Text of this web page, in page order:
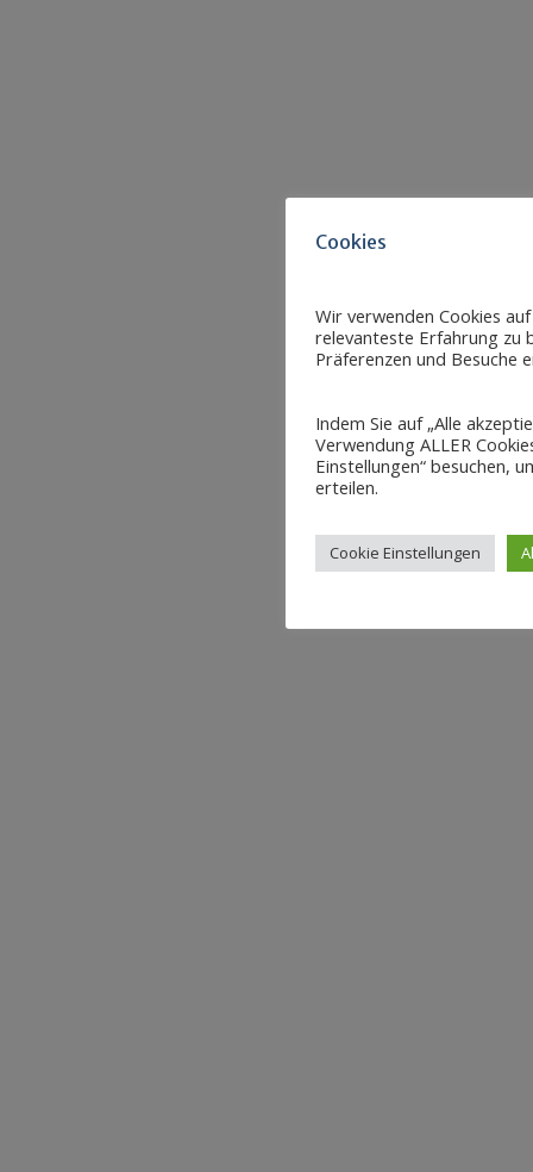
Cookies
Wir verwenden Cookies
relevanteste Erfahrung zu
Präferenzen und Besuche
Indem Sie auf „Alle
Verwendung ALLER
Einstellungen“ besuchen,
erteilen.
Cookie Einstellungen